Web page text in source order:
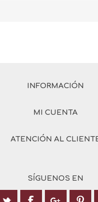
INFORMACIÓN
MI CUENTA
ATENCIÓN AL
SÍGUENOS EN